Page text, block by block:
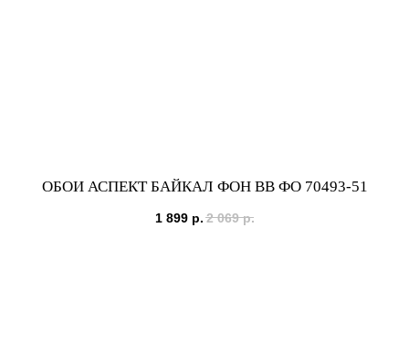
ОБОИ АСПЕКТ БАЙКАЛ ФОН ВВ ФО 70493-51
1 899 р. 2 069 р.